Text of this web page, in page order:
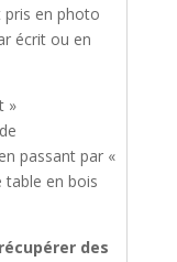
en photo
écrit ou en
»
passant par «
table en bois
récupérer des